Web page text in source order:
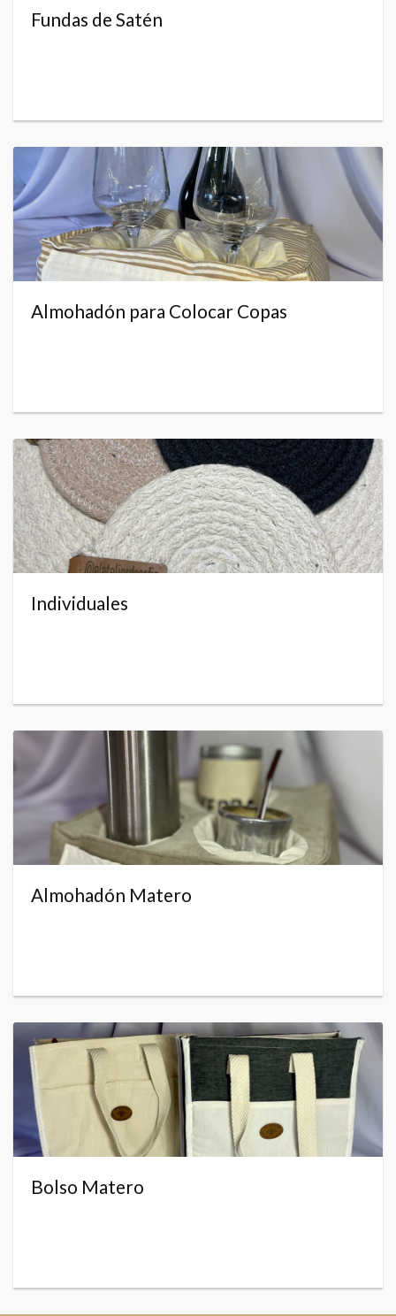
Fundas de Satén
Almohadón para Colocar Copas
Individuales
Almohadón Matero
Bolso Matero